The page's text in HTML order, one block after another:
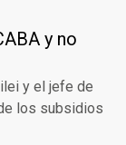
y no
y el jefe de
los subsidios